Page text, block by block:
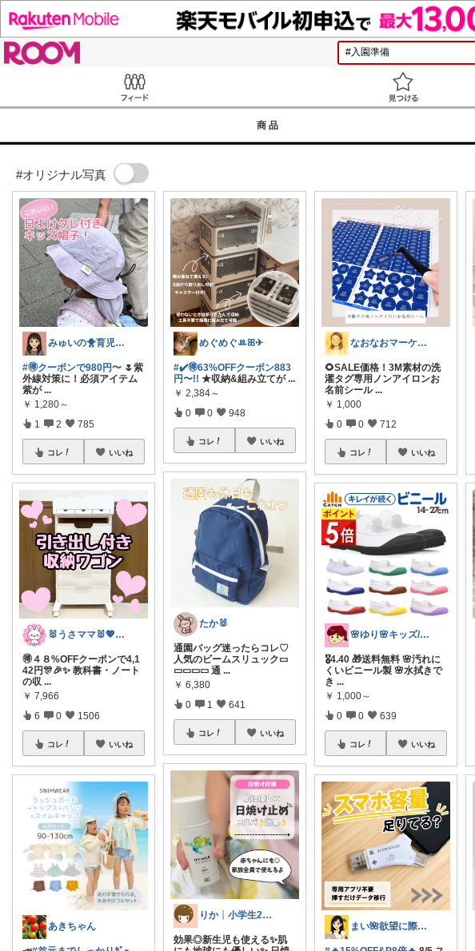
商品
#オリジナル写真
みゅいの🐥育児×時短×コスパ☀️朝コレ
#🉐クーポンで980円〜 🌷紫
外線対策に！必須アイテム
紫が ...
￥ 1,280～
1 2 785
コレ いいね
🐰うさママ🐰💖キッズ・ママの日常✨
🉐４８%OFFクーポンで4,1
42円🎊🎉✨ 教科書・ノート
の収 ...
￥ 7,966
6 0 1506
コレ いいね
あきちゃん
めぐめぐꔛꕤ✈︎
#✔️🉐63%OFFクーポン883
円〜!! ★収納&組み立てが ...
￥ 2,384～
0 0 948
コレ いいね
たか🐰
通園バッグ迷ったらコレ♡
人気のビームスリュック▭
▭▭▭▭ 通 ...
￥ 6,380
0 1 641
コレ いいね
りか┊小学生2人4人家族2LDK暮らし
効果◎新生児も使える✨肌
なおなおマーケット🌻
🌻SALE価格！3M素材の洗
濯タグ専用ノンアイロンお
名前シール ...
￥ 1,000
0 0 712
コレ いいね
🌸ゆり🌸キッズ/ベビー/スイーツ/猫
🎖️4.40 🎁送料無料 🌸汚れに
くいビニール製 🌸水拭きで
き ...
￥ 1,000～
0 0 639
コレ いいね
まい🌺欲望に際限なしフルタイムワーママ